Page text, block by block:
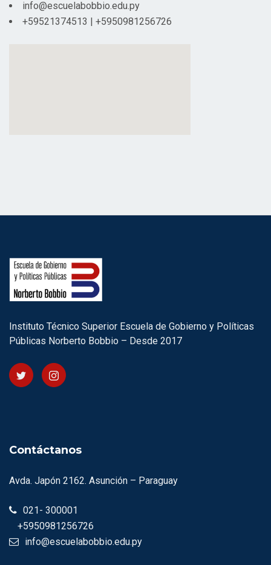
info@escuelabobbio.edu.py
+59521374513 | +5950981256726
Instituto Técnico Superior Escuela de Gobierno y Políticas
Públicas Norberto Bobbio – Desde 2017
Contáctanos
Avda. Japón 2162. Asunción – Paraguay
021- 300001
+5950981256726
info@escuelabobbio.edu.py